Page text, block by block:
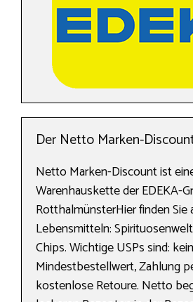
Der Netto Marken-
Netto Marken-Discount ist
Warenhauskette der EDEKA-
RotthalmünsterHier finden
Lebensmitteln:
Chips. Wichtige USPs sind: kein
Mindestbestellwert, Zahlung
kostenlose Retoure. Netto